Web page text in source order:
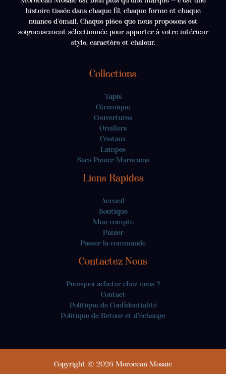
histoire tissée dans chaque fil, chaque forme et chaque
nuance d’émail. Chaque pièce que nous proposons est
soigneusement sélectionnée pour apporter à votre intérieur
style, caractère et chaleur.
Collections
Tapis
Céramique
Couvertures
Oreillers
Cristaux
Lampes
Sacs Panier Marocains
Liens Rapides
Accueil
Boutique
Mon compte
Panier
Passer la commande
Contactez Nous
Pourquoi acheter chez nous ?
Contact
Politique de Confidentialité
Politique de Retour et d'échange
Copyright © 2026 Moroccan Mosaic